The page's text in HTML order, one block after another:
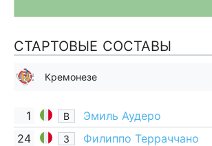
СТАРТОВЫЕ СОСТАВЫ
Кремонезе
1 В Эмиль Аудеро
24 З Филиппо Терраччано